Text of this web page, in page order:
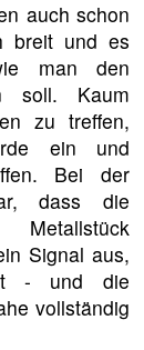
auch schon
breit und es
man den
soll. Kaum
zu treffen,
ein und
Bei der
dass die
Signal aus,
- und die
vollständig